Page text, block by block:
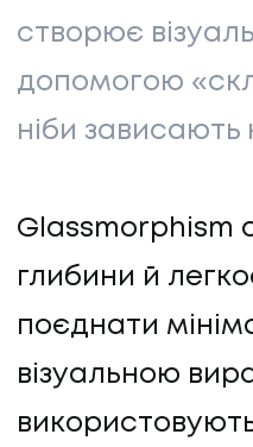
створює
допомогою
ніби
Glassmorphism
глибини й
поєднати
візуальною